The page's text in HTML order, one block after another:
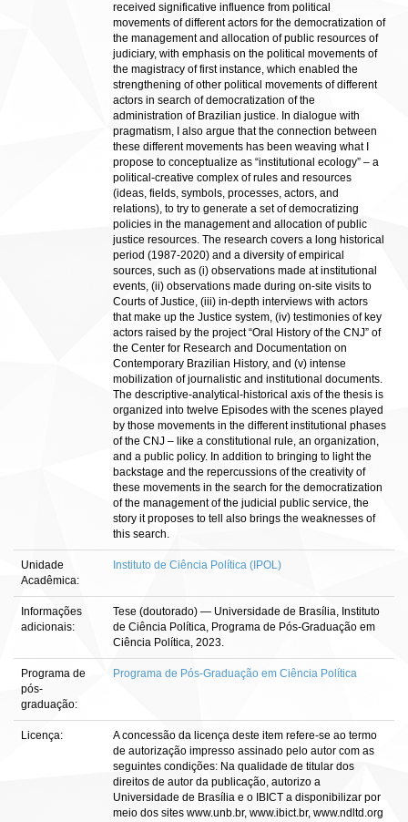
received significative influence from political
movements of different actors for the democratization of
the management and allocation of public resources of
judiciary, with emphasis on the political movements of
the magistracy of first instance, which enabled the
strengthening of other political movements of different
actors in search of democratization of the
administration of Brazilian justice. In dialogue with
pragmatism, I also argue that the connection between
these different movements has been weaving what I
propose to conceptualize as “institutional ecology” – a
political-creative complex of rules and resources
(ideas, fields, symbols, processes, actors, and
relations), to try to generate a set of democratizing
policies in the management and allocation of public
justice resources. The research covers a long historical
period (1987-2020) and a diversity of empirical
sources, such as (i) observations made at institutional
events, (ii) observations made during on-site visits to
Courts of Justice, (iii) in-depth interviews with actors
that make up the Justice system, (iv) testimonies of key
actors raised by the project “Oral History of the CNJ” of
the Center for Research and Documentation on
Contemporary Brazilian History, and (v) intense
mobilization of journalistic and institutional documents.
The descriptive-analytical-historical axis of the thesis is
organized into twelve Episodes with the scenes played
by those movements in the different institutional phases
of the CNJ – like a constitutional rule, an organization,
and a public policy. In addition to bringing to light the
backstage and the repercussions of the creativity of
these movements in the search for the democratization
of the management of the judicial public service, the
story it proposes to tell also brings the weaknesses of
this search.
Unidade
Acadêmica:
Instituto de Ciência Política (IPOL)
Informações
adicionais:
Tese (doutorado) — Universidade de Brasília, Instituto
de Ciência Política, Programa de Pós-Graduação em
Ciência Política, 2023.
Programa de
pós-
graduação:
Programa de Pós-Graduação em Ciência Política
Licença:
A concessão da licença deste item refere-se ao termo
de autorização impresso assinado pelo autor com as
seguintes condições: Na qualidade de titular dos
direitos de autor da publicação, autorizo a
Universidade de Brasília e o IBICT a disponibilizar por
meio dos sites www.unb.br, www.ibict.br, www.ndltd.org